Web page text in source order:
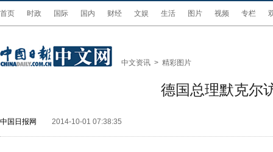
首页 时政 国际 国内 财经 文娱 生活 图片 视频 专栏
中文资讯 > 精彩图片
德国总理默克尔
中国日报网 2014-10-01 07:38:35